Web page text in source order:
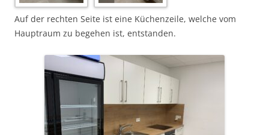
Auf der rechten Seite ist eine Küchenzeile, welche vom
Hauptraum zu begehen ist, entstanden.